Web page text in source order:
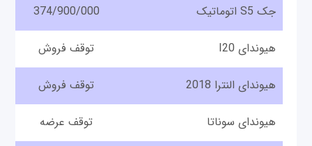
جک S5 اتوماتیک 374/900/000
هیوندای I20 توقف فروش
هیوندای النترا 2018 توقف فروش
هیوندای سوناتا توقف عرضه